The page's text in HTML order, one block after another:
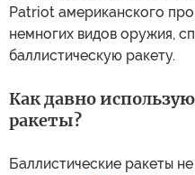
Patriot американского
немногих видов оружия,
баллистическую ракету.
Как давно
ракеты?
Баллистические ракеты